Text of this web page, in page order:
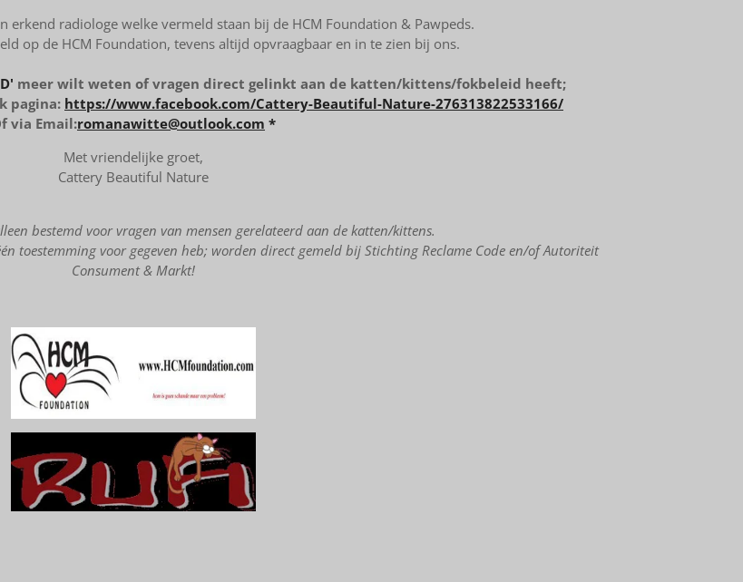
erkend radiologe welke vermeld staan bij de HCM Foundation & Pawpeds.
op de HCM Foundation, tevens altijd opvraagbaar en in te zien bij ons.
meer wilt weten of vragen direct gelinkt aan de katten/kittens/fokbeleid heeft;
pagina: https://www.facebook.com/Cattery-Beautiful-Nature-276313822533166/
via Email:romanawitte@outlook.com *
Met vriendelijke groet,
Cattery Beautiful Nature
bestemd voor vragen van mensen gerelateerd aan de katten/kittens.
toestemming voor gegeven heb; worden direct gemeld bij Stichting Reclame Code en/of Autoriteit
Consument & Markt!